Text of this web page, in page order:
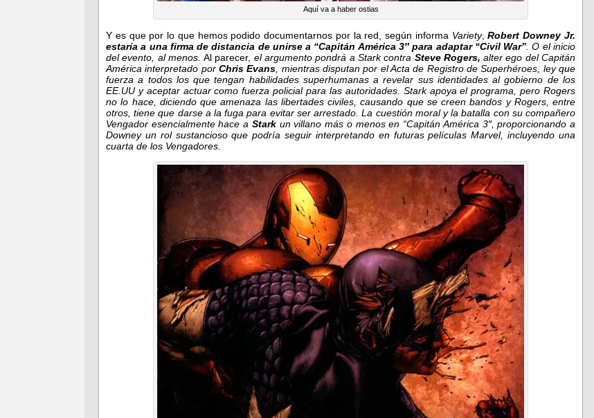
Aquí va a haber ostias
Y es que por lo que hemos podido documentarnos por la red, según informa Variety,Robert Downey Jr.
estaría a una firma de distancia de unirse a “Capitán América 3″ para adaptar “Civil War” . O el inicio
del evento, al menos.Al parecer, el argumento pondrá a Stark contra Steve Rogers, alter ego del Capitán
América interpretado porChris Evans , mientras disputan por el Acta de Registro de Superhéroes, ley que
fuerza a todos los que tengan habilidades superhumanas a revelar sus identidades al gobierno de los
EE.UU y aceptar actuar como fuerza policial para las autoridades. Stark apoya el programa, pero Rogers
no lo hace, diciendo que amenaza las libertades civiles, causando que se creen bandos y Rogers, entre
otros, tiene que darse a la fuga para evitar ser arrestado. La cuestión moral y la batalla con su compañero
Vengador esencialmente hace a Starkun villano más o menos en “Capitán América 3″, proporcionando a
Downey un rol sustancioso que podría seguir interpretando en futuras películas Marvel, incluyendo una
cuarta de los Vengadores.